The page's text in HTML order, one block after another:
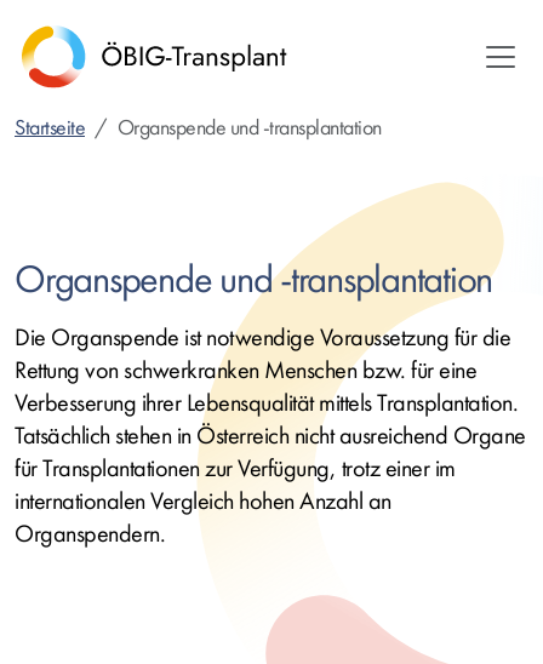
zum
Inhalt
Startseite Organspende und -transplantation
Organspende und -transplantation
Die Organspende ist notwendige Voraussetzung für die
Rettung von schwerkranken Menschen bzw. für eine
Verbesserung ihrer Lebensqualität mittels Transplantation.
Tatsächlich stehen in Österreich nicht ausreichend Organe
für Transplantationen zur Verfügung, trotz einer im
internationalen Vergleich hohen Anzahl an
Organspendern.